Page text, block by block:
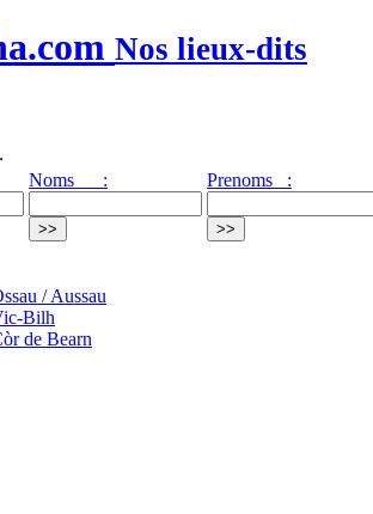
Nos lieux-dits
Noms : Prenoms :
/ Aussau
Bilh
de Bearn